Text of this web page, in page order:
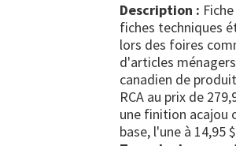
Description :
fiches techniques
lors des foires
d'articles
canadien de
RCA au prix de
une finition acajou
base, l'une à 14,95